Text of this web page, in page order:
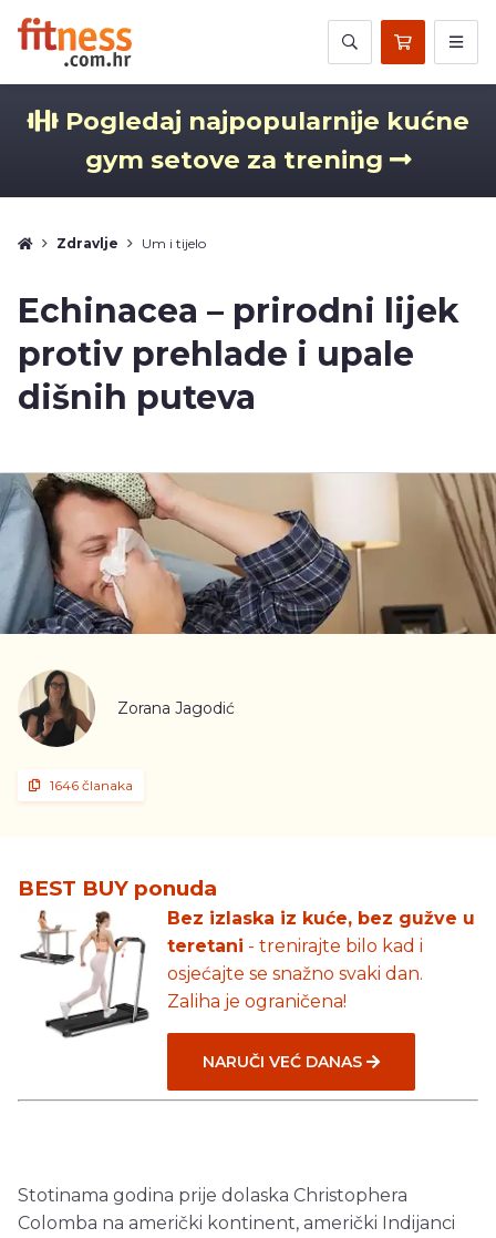
Pogledaj najpopularnije kućne
gym setove za trening
Zdravlje Um i tijelo
Echinacea – prirodni lijek
protiv prehlade i upale
dišnih puteva
Zorana Jagodić
1646 članaka
BEST BUY ponuda
Bez izlaska iz kuće, bez gužve u
teretani - trenirajte bilo kad i
osjećajte se snažno svaki dan.
Zaliha je ograničena!
NARUČI VEĆ DANAS
Stotinama godina prije dolaska Christophera
Colomba na američki kontinent, američki Indijanci